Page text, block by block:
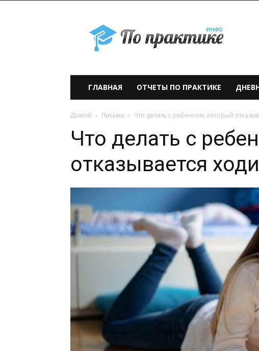
практике» —
учебно-
образовательный
ГЛАВНАЯ ОТЧЕТЫ ПО ПРАКТИКЕ
Домой Письма Что делать с ребенком, который
Что делать с
отказывается